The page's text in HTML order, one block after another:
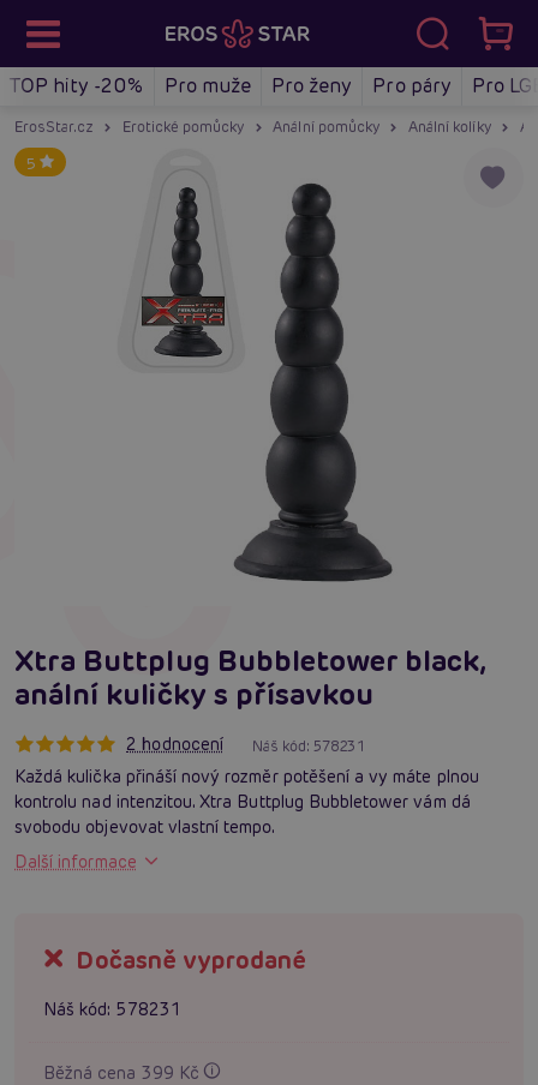
TOP hity -20% Pro muže Pro ženy Pro páry Pro
ErosStar.cz Erotické pomůcky Anální pomůcky Anální kolíky
5
Xtra Buttplug Bubbletower black,
anální kuličky s přísavkou
2 hodnocení Náš kód: 578231
Každá kulička přináší nový rozměr potěšení a vy máte plnou
kontrolu nad intenzitou. Xtra Buttplug Bubbletower vám dá
svobodu objevovat vlastní tempo.
Další informace
Dočasně vyprodané
Náš kód: 578231
Běžná cena 399 Kč